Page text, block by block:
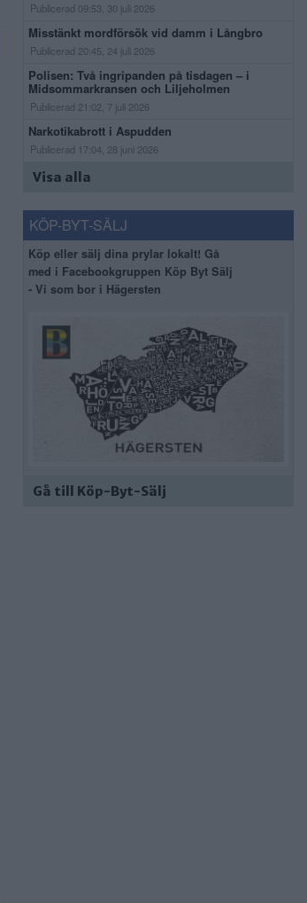
Publicerad 09:53, 30 juli 2026
Misstänkt mordförsök vid damm i Långbro
Publicerad 20:45, 24 juli 2026
Polisen: Två ingripanden på tisdagen – i
Midsommarkransen och Liljeholmen
Publicerad 21:02, 7 juli 2026
Narkotikabrott i Aspudden
Publicerad 17:04, 28 juni 2026
Visa alla
KÖP-BYT-SÄLJ
Köp eller sälj dina prylar lokalt! Gå
med i Facebookgruppen Köp Byt Sälj
- Vi som bor i Hägersten
Gå till Köp-Byt-Sälj